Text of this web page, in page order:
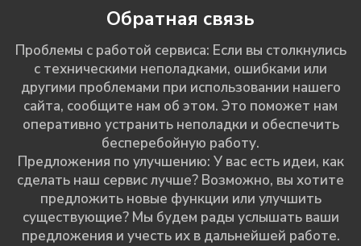
Обратная связь
Проблемы с работой сервиса: Если вы столкнулись
с техническими неполадками, ошибками или
другими проблемами при использовании нашего
сайта, сообщите нам об этом. Это поможет нам
оперативно устранить неполадки и обеспечить
бесперебойную работу.
Предложения по улучшению: У вас есть идеи, как
сделать наш сервис лучше? Возможно, вы хотите
предложить новые функции или улучшить
существующие? Мы будем рады услышать ваши
предложения и учесть их в дальнейшей работе.